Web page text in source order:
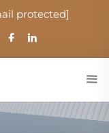
protected]